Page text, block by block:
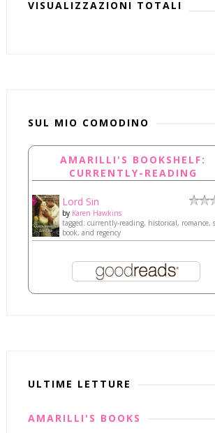
VISUALIZZAZIONI TOTALI
SUL MIO COMODINO
AMARILLI'S BOOKSHELF:
CURRENTLY-READING
Lord Sin
by Karen Hawkins
tagged: currently-reading, historical, romance,
book, and regency
ULTIME LETTURE
AMARILLI'S BOOKS